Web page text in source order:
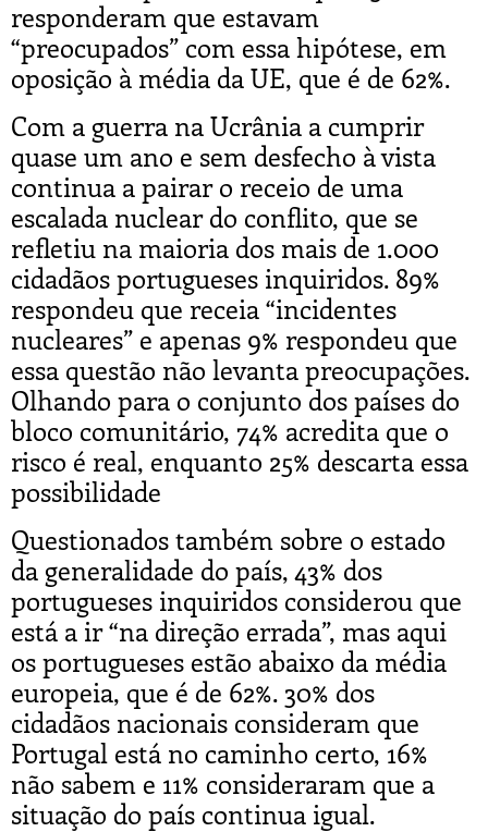
responderam que estavam
“preocupados” com essa hipótese, em
oposição à média da UE, que é de 62%.
Com a guerra na Ucrânia a cumprir
quase um ano e sem desfecho à vista
continua a pairar o receio de uma
escalada nuclear do conflito, que se
refletiu na maioria dos mais de 1.000
cidadãos portugueses inquiridos. 89%
respondeu que receia “incidentes
nucleares” e apenas 9% respondeu que
essa questão não levanta preocupações.
Olhando para o conjunto dos países do
bloco comunitário, 74% acredita que o
risco é real, enquanto 25% descarta essa
possibilidade
Questionados também sobre o estado
da generalidade do país, 43% dos
portugueses inquiridos considerou que
está a ir “na direção errada”, mas aqui
os portugueses estão abaixo da média
europeia, que é de 62%. 30% dos
cidadãos nacionais consideram que
Portugal está no caminho certo, 16%
não sabem e 11% consideraram que a
situação do país continua igual.